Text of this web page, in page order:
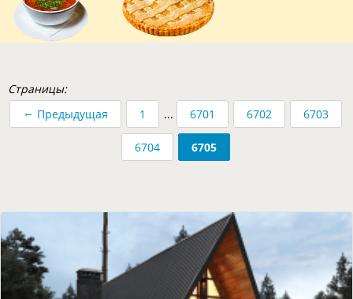
Страницы:
← Предыдущая 1 ... 6701 6702 6703
6704 6705